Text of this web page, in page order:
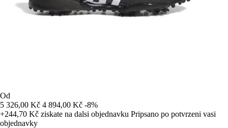
Od
5 326,00 Kč 4 894,00 Kč -8%
+244,70 Kč ziskate na dalsi objednavku Pripsano po potvrzeni vasi
objednavky